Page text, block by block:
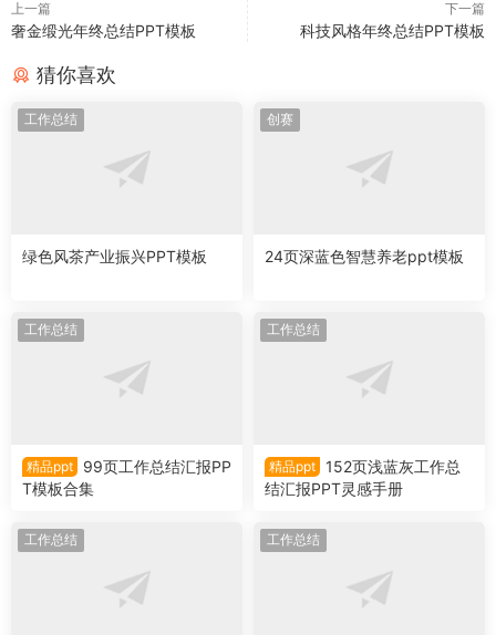
上一篇
奢金缎光年终总结PPT模板
下一篇
科技风格年终总结PPT模板
猜你喜欢
工作总结
绿色风茶产业振兴PPT模板
创赛
24页深蓝色智慧养老ppt模板
工作总结
精品ppt
99页工作总结汇报PP
T模板合集
工作总结
精品ppt
152页浅蓝灰工作总
结汇报PPT灵感手册
工作总结 工作总结